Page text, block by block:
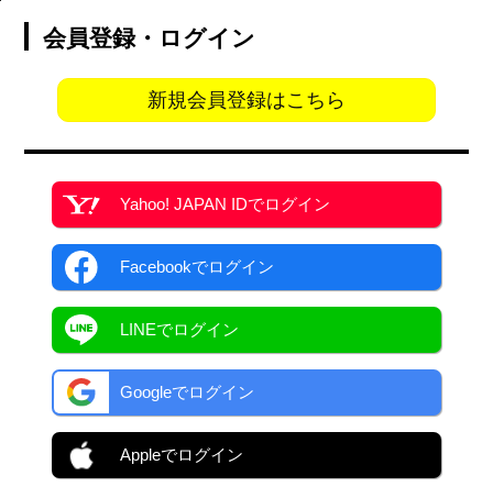
会員登録・ログイン
新規会員登録はこちら
Yahoo! JAPAN IDでログイン
Facebookでログイン
LINEでログイン
Googleでログイン
Appleでログイン